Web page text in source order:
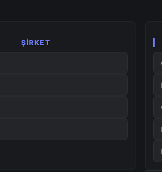
ŞIRKET